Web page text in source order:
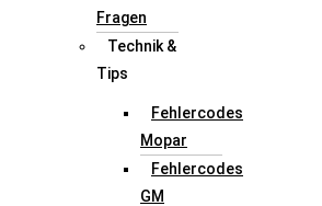
Fragen
Technik &
Tips
Fehlercodes
Mopar
Fehlercodes
GM